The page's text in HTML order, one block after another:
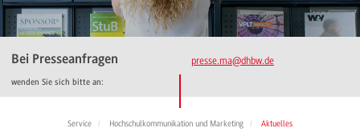
Bei Presseanfragen
wenden Sie sich bitte an:
presse.ma@dhbw.de
Service Hochschulkommunikation und Marketing Aktuelles